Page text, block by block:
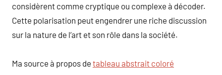
considèrent comme cryptique ou complexe à décoder.
Cette polarisation peut engendrer une riche discussion
sur la nature de l’art et son rôle dans la société.
Ma source à propos de tableau abstrait coloré